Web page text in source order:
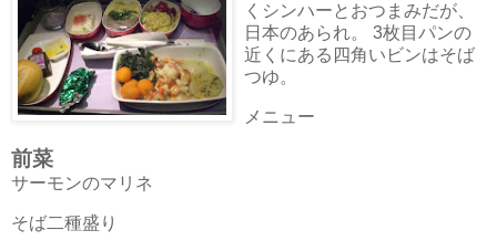
くシンハーとおつまみだが、
日本のあられ。 3枚目パンの
近くにある四角いビンはそば
つゆ。
メニュー
前菜
サーモンのマリネ
そば二種盛り